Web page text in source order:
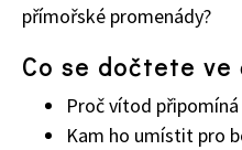
přímořské promenády?
Co se dočtete ve
Proč vítod
Kam ho umístit pro